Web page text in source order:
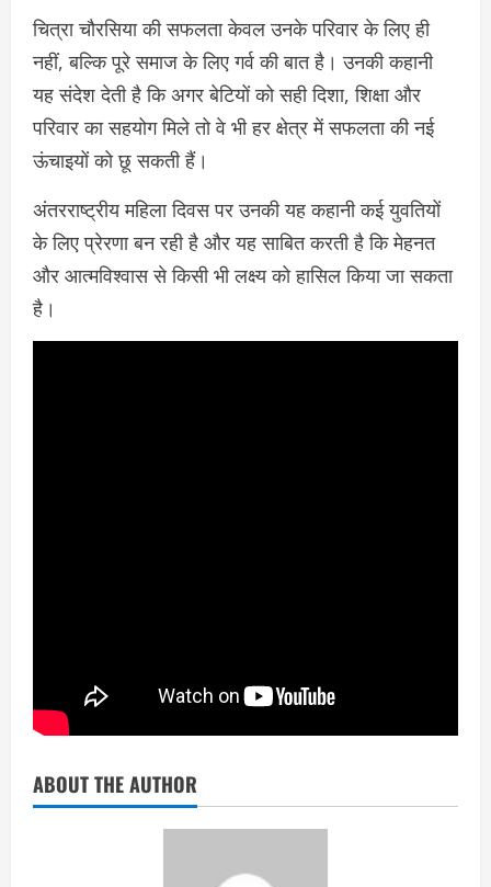
चित्रा चौरसिया की सफलता केवल उनके परिवार के लिए ही
नहीं, बल्कि पूरे समाज के लिए गर्व की बात है। उनकी कहानी
यह संदेश देती है कि अगर बेटियों को सही दिशा, शिक्षा और
परिवार का सहयोग मिले तो वे भी हर क्षेत्र में सफलता की नई
ऊंचाइयों को छू सकती हैं।
अंतरराष्ट्रीय महिला दिवस पर उनकी यह कहानी कई युवतियों
के लिए प्रेरणा बन रही है और यह साबित करती है कि मेहनत
और आत्मविश्वास से किसी भी लक्ष्य को हासिल किया जा सकता
है।
ABOUT THE AUTHOR